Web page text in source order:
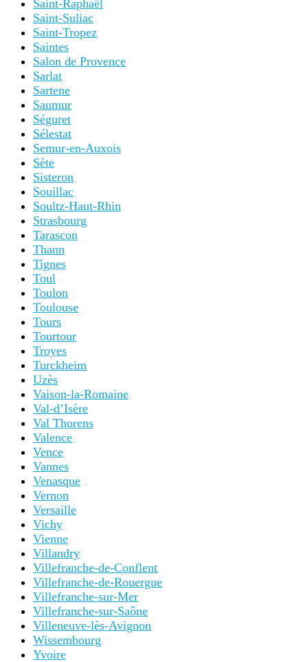
Saint-Raphaël
Saint-Suliac
Saint-Tropez
Saintes
Salon de Provence
Sarlat
Sartene
Saumur
Séguret
Sélestat
Semur-en-Auxois
Sète
Sisteron
Souillac
Soultz-Haut-Rhin
Strasbourg
Tarascon
Thann
Tignes
Toul
Toulon
Toulouse
Tours
Tourtour
Troyes
Turckheim
Uzès
Vaison-la-Romaine
Val-d’Isère
Val Thorens
Valence
Vence
Vannes
Venasque
Vernon
Versaille
Vichy
Vienne
Villandry
Villefranche-de-Conflent
Villefranche-de-Rouergue
Villefranche-sur-Mer
Villefranche-sur-Saône
Villeneuve-lès-Avignon
Wissembourg
Yvoire